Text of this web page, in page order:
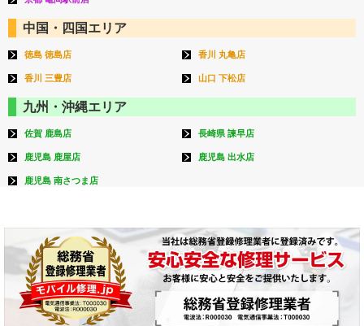
中国・四国エリア
徳島 徳島店 香川 丸亀店
香川 三豊店 山口 下松店
九州・沖縄エリア
佐賀 鹿島店 長崎県 諫早店
鹿児島 鹿屋店 鹿児島 出水店
鹿児島 南さつま店